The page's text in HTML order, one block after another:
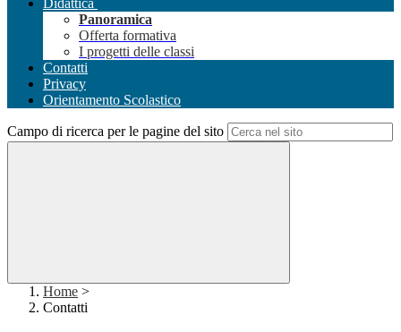
Didattica
Panoramica
Offerta formativa
I progetti delle classi
Contatti
Privacy
Orientamento Scolastico
Campo di ricerca per le pagine del sito
Home >
Contatti